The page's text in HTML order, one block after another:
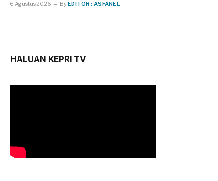
6 Agustus 2026 ByEDITOR : ASFANEL
HALUAN KEPRI TV